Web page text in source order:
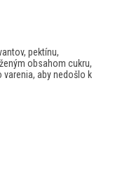
pektínu,
obsahom cukru,
aby nedošlo k